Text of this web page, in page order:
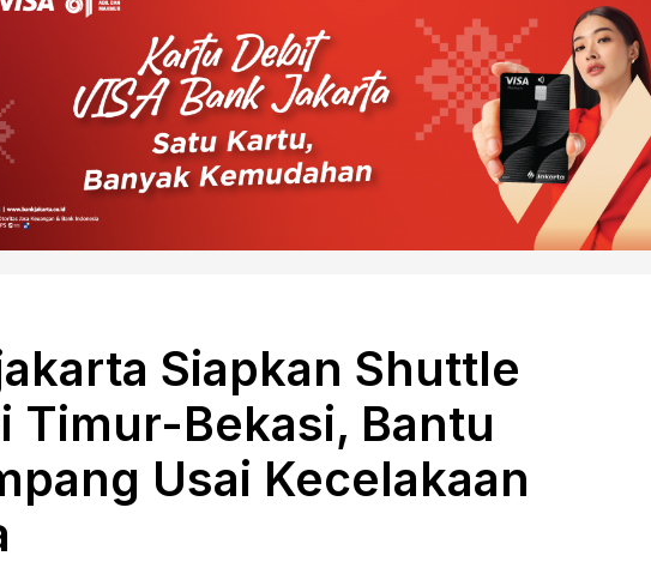
Siapkan Shuttle
Timur-Bekasi, Bantu
Usai Kecelakaan